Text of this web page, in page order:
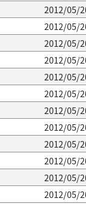
2012/05/
2012/05/
2012/05/
2012/05/
2012/05/
2012/05/
2012/05/
2012/05/
2012/05/
2012/05/
2012/05/
2012/05/